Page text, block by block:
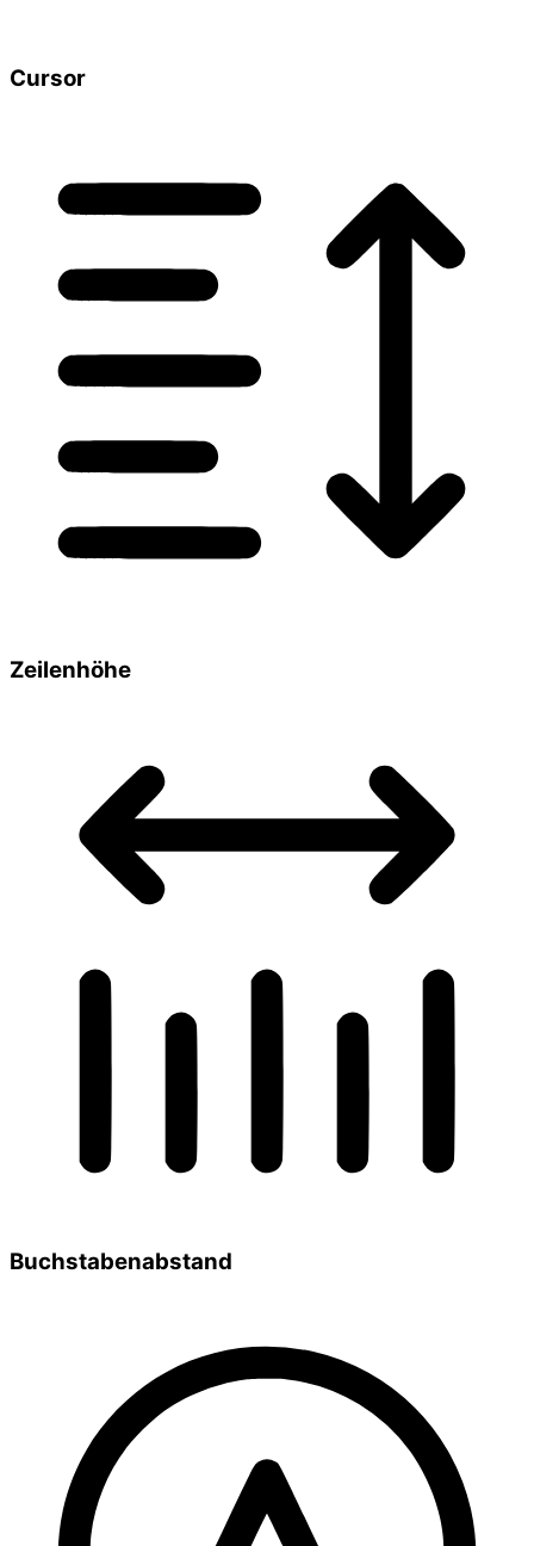
Cursor
Zeilenhöhe
Buchstabenabstand